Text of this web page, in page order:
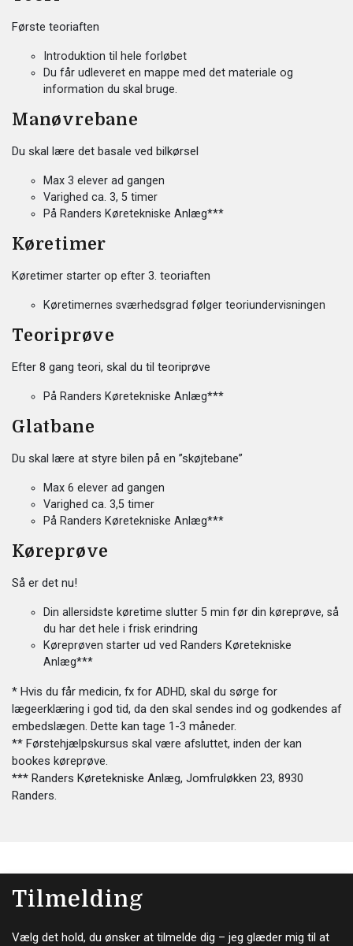
Første teoriaften
Introduktion til hele forløbet
Du får udleveret en mappe med det materiale og
information du skal bruge.
Manøvrebane
Du skal lære det basale ved bilkørsel
Max 3 elever ad gangen
Varighed ca. 3, 5 timer
På Randers Køretekniske Anlæg***
Køretimer
Køretimer starter op efter 3. teoriaften
Køretimernes sværhedsgrad følger teoriundervisningen
Teoriprøve
Efter 8 gang teori, skal du til teoriprøve
På Randers Køretekniske Anlæg***
Glatbane
Du skal lære at styre bilen på en ”skøjtebane”
Max 6 elever ad gangen
Varighed ca. 3,5 timer
På Randers Køretekniske Anlæg***
Køreprøve
Så er det nu!
Din allersidste køretime slutter 5 min før din køreprøve, så
du har det hele i frisk erindring
Køreprøven starter ud ved Randers Køretekniske
Anlæg***
* Hvis du får medicin, fx for ADHD, skal du sørge for
lægeerklæring i god tid, da den skal sendes ind og godkendes af
embedslægen. Dette kan tage 1-3 måneder.
** Førstehjælpskursus skal være afsluttet, inden der kan
bookes køreprøve.
*** Randers Køretekniske Anlæg, Jomfruløkken 23, 8930
Randers.
Tilmelding
Vælg det hold, du ønsker at tilmelde dig – jeg glæder mig til at